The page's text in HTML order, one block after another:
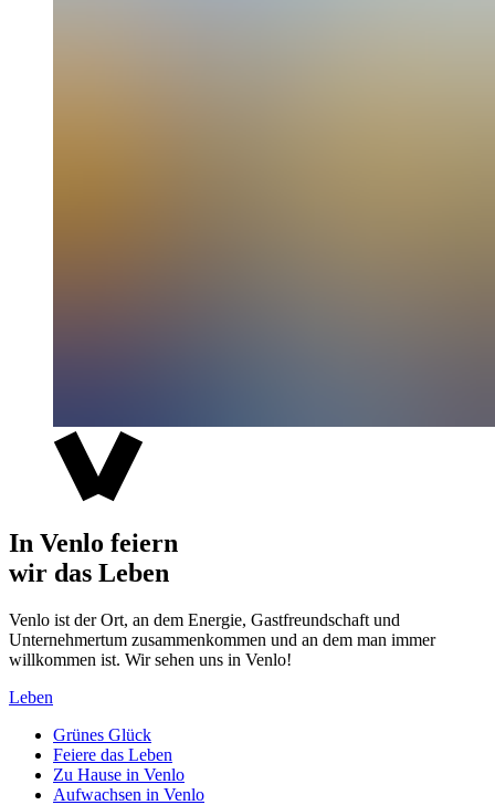
In Venlo feiern
wir das Leben
Venlo ist der Ort, an dem Energie, Gastfreundschaft und
Unternehmertum zusammenkommen und an dem man immer
willkommen ist. Wir sehen uns in Venlo!
Leben
Grünes Glück
Feiere das Leben
Zu Hause in Venlo
Aufwachsen in Venlo